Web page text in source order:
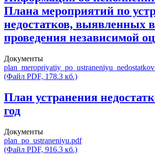
Плана мероприятий по
недостатков, выявленных в
проведения независимой
Документы
(Файл PDF, 178.3 кб.)
План устранения
год
Документы
plan_po_ustraneniyu.pdf
(Файл PDF, 916.3 кб.)